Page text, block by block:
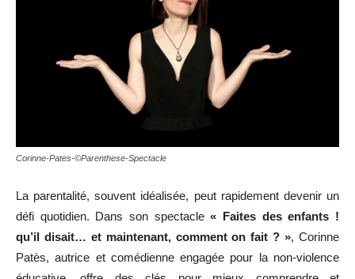
Corinne-Pates-©Parenthese-Spectacle
La parentalité, souvent idéalisée, peut rapidement devenir un
défi quotidien. Dans son spectacle« Faites des enfants !
qu’il disait… et maintenant, comment on fait ? », Corinne
Patès, autrice et comédienne engagée pour la non-violence